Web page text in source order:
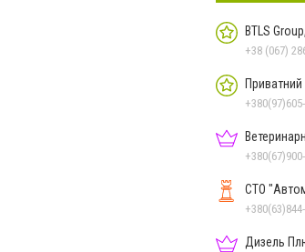
BTLS
+38 (067)
Приватний
СТО
Дизель